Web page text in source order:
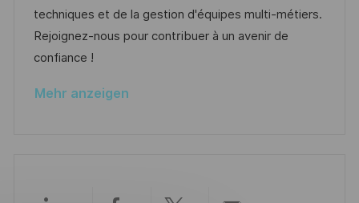
h
u
n
g
r
V
e
ö
r
i
e
techniques et de la gestion d'équipes multi-métiers.
Rejoignez-nous pour contribuer à un avenir de
confiance !
Mehr anzeigen